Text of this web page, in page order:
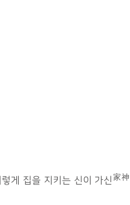
게 집을 지키는 신이 가신 家神